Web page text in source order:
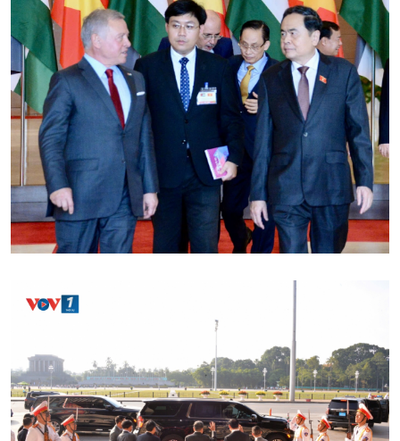
Podcast
Góc nhìn VOV1
Bình luận
10 phút Sự kiện - Luận bàn
Dòng chảy sự kiện
Diễn đàn chủ nhật
Chuyện đêm